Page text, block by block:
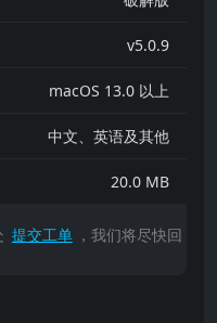
v5.0.9
macOS 13.0 以上
中文、英语及其他
20.0 MB
提交工单 ，我们将尽快回